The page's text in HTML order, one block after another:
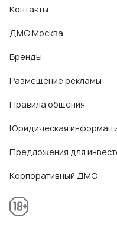
Контакты
ДМС Москва
Бренды
Размещение рекламы
Правила общения
Юридическая
Предложения для
Корпоративный ДМС